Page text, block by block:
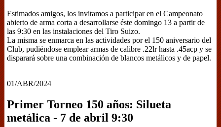
Estimados amigos, los invitamos a participar en el Campeonato
abierto de arma corta a desarrollarse éste domingo 13 a partir de
las 9:30 en las instalaciones del Tiro Suizo.
La misma se enmarca en las actividades por el 150 aniversario del
Club, pudiéndose emplear armas de calibre .22lr hasta .45acp y se
disparará sobre una combinación de blancos metálicos y de papel.
01/ABR/2024
Primer Torneo 150 años: Silueta
metálica - 7 de abril 9:30